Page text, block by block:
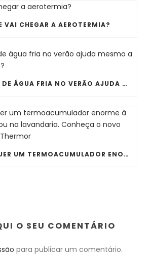
VAI CHEGAR A AEROTERMIA?
TOMAR BANHO DE ÁGUA FRIA NO VERÃO AJUDA MESMO A REFRESCAR O CORPO?
JÁ NINGUÉM QUER UM TERMOACUMULADOR ENORME À VISTA NA COZINHA OU NA LAVANDARIA. CONHEÇA O NOVO ONIX ESSENTIAL DA THERMOR
O SEU COMENTÁRIO
para publicar um comentário.